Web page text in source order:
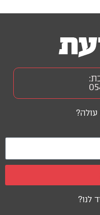
לנו?
עולה?